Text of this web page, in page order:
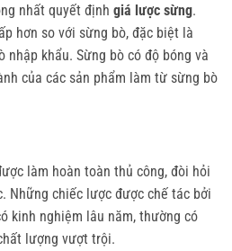
nhất quyết định giá lược sừng.
hơn so với sừng bò, đặc biệt là
nhập khẩu. Sừng bò có độ bóng và
của các sản phẩm làm từ sừng bò
làm hoàn toàn thủ công, đòi hỏi
Những chiếc lược được chế tác bởi
kinh nghiệm lâu năm, thường có
lượng vượt trội.